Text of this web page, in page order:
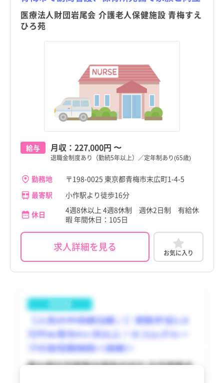
京都府
大阪府
鳥取県
岡山県
広島県
山口県
徳島県
愛媛県
福岡県
佐賀県
長崎県
熊本県
小金井市
小平市
国分寺市
福生市
多摩市
あきる野市
西東京市
瑞穂町
二俣尾駅
軍畑駅
その他（福祉・介護関係資格など）
その他
その他
パート・アルバイト（夜勤なし）
パート・アルバイト（夜勤のみ）
電子カルテあり
駅近
医療法人財団岩尾会 介護老人保健施設 青梅すえ
ひろ苑
給与 月収： 227,000円 〜
退職金制度あり（勤続5年以上）／定年制あり(65歳)
勤務地
〒198-0025 東京都青梅市末広町1-4-5
最寄駅
小作駅より徒歩16分
休日
4週8休以上 4週8休制 週休2日制 有給休
暇 年間休日：105日
求人詳細を見る お気に入り
京都府
大阪府
鳥取県
岡山県
広島県
山口県
徳島県
愛媛県
福岡県
佐賀県
長崎県
熊本県
小金井市
小平市
国分寺市
福生市
多摩市
あきる野市
西東京市
瑞穂町
二俣尾駅
軍畑駅
その他（福祉・介護関係資格など）
その他
その他
パート・アルバイト（夜勤なし）
パート・アルバイト（夜勤のみ）
電子カルテあり
駅近